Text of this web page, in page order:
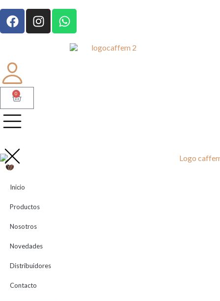
0
Inicio
Productos
Nosotros
Novedades
Distribuidores
Contacto